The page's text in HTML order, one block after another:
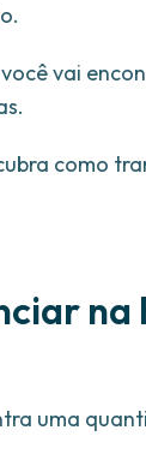
vai
como
uma